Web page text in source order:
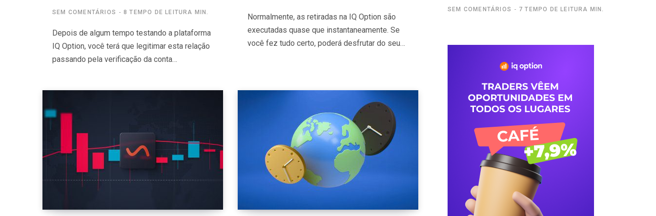
SEM COMENTÁRIOS 8 TEMPO DE LEITURA MIN.
Depois de algum tempo testando a plataforma
IQ Option, você terá que legitimar esta relação
passando pela verificação da conta…
Normalmente, as retiradas na IQ Option são
executadas quase que instantaneamente. Se
você fez tudo certo, poderá desfrutar do seu…
SEM COMENTÁRIOS 7 TEMPO DE LEITURA MIN.